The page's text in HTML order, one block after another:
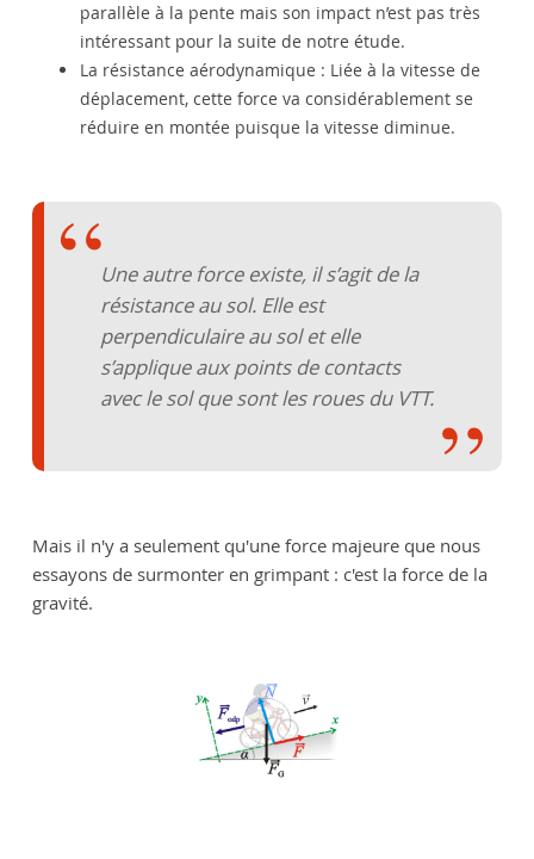
parallèle à la pente mais son impact n’est pas très
intéressant pour la suite de notre étude.
La résistance aérodynamique : Liée à la vitesse de
déplacement, cette force va considérablement se
réduire en montée puisque la vitesse diminue.
Une autre force existe, il s’agit de la
résistance au sol. Elle est
perpendiculaire au sol et elle
s’applique aux points de contacts
avec le sol que sont les roues du VTT.
Mais il n'y a seulement qu'une force majeure que nous
essayons de surmonter en grimpant : c'est la force de la
gravité.